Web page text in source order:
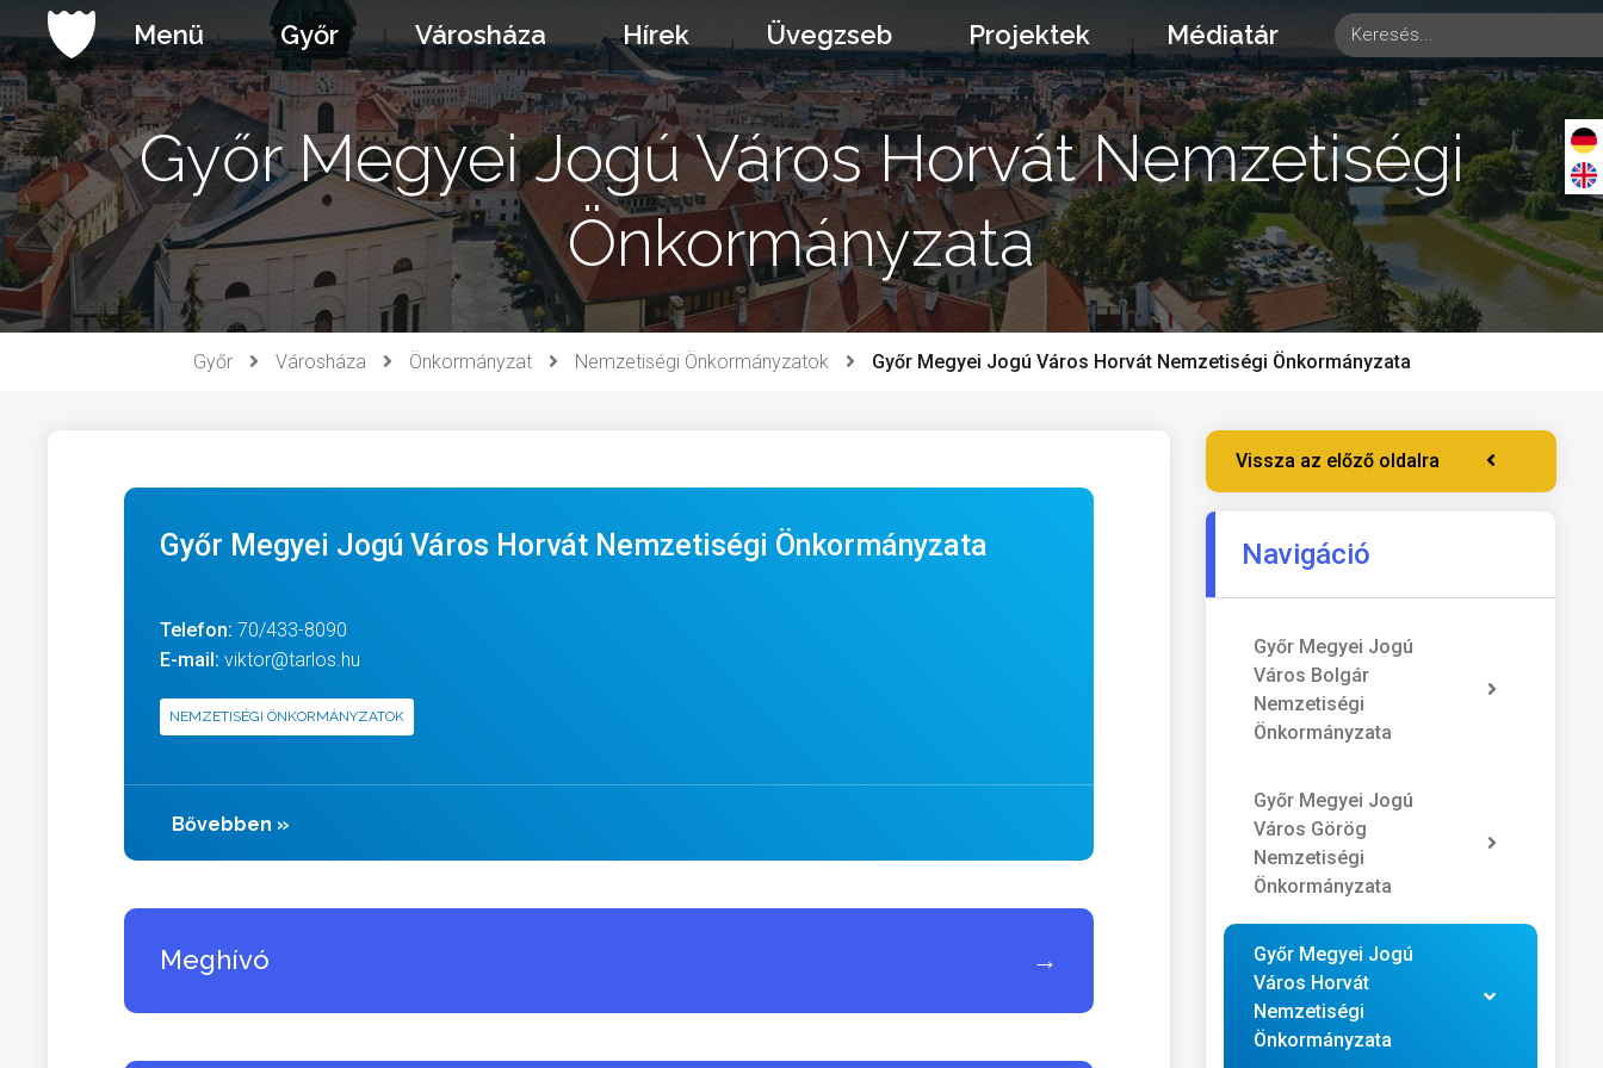
a
tartalomhoz
Menü Győr Városháza Hírek Üvegzseb Projektek Médiatár
Győr Megyei Jogú Város Horvát Nemzetiségi
Önkormányzata
Győr Városháza Önkormányzat Nemzetiségi Önkormányzatok Győr Megyei Jogú Város Horvát Nemzetiségi Önkormányzata
Győr Megyei Jogú Város Horvát Nemzetiségi Önkormányzata
Telefon: 70/433-8090
E-mail: viktor@tarlos.hu
NEMZETISÉGI ÖNKORMÁNYZATOK
Bővebben »
Meghívó →
Vissza az előző oldalra
Navigáció
Győr Megyei Jogú
Város Bolgár
Nemzetiségi
Önkormányzata
Győr Megyei Jogú
Város Görög
Nemzetiségi
Önkormányzata
Győr Megyei Jogú
Város Horvát
Nemzetiségi
Önkormányzata